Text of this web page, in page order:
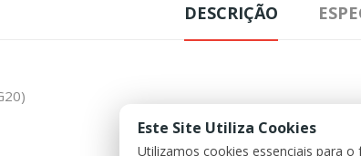
DESCRIÇÃO
Este Site Utiliza Cookies
Utilizamos cookies essenciais para